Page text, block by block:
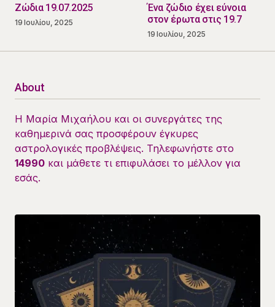
Ζώδια 19.07.2025
19 Ιουλίου, 2025
Ένα ζώδιο έχει εύνοια
στον έρωτα στις 19.7
19 Ιουλίου, 2025
About
Η Μαρία Μιχαήλου και οι συνεργάτες της
καθημερινά σας προσφέρουν έγκυρες
αστρολογικές προβλέψεις. Τηλεφωνήστε στο
14990 και μάθετε τι επιφυλάσει το μέλλον για
εσάς.